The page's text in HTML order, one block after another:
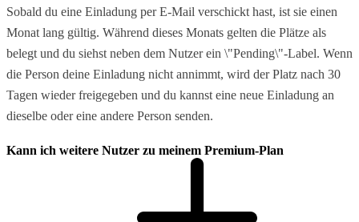
Sobald du eine Einladung per E-Mail verschickt hast, ist sie einen
Monat lang gültig. Während dieses Monats gelten die Plätze als
belegt und du siehst neben dem Nutzer ein \"Pending\"-Label. Wenn
die Person deine Einladung nicht annimmt, wird der Platz nach 30
Tagen wieder freigegeben und du kannst eine neue Einladung an
dieselbe oder eine andere Person senden.
Kann ich weitere Nutzer zu meinem Premium-Plan